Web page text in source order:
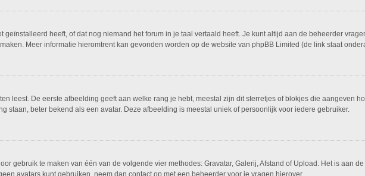
heeft, of dat nog niemand het forum in je taal vertaald heeft. Je kunt altijd aan de beheerder
Meer informatie hieromtrent kan gevonden worden op de website van phpBB Limited (de link staat
leest. De eerste afbeelding geeft aan welke rang je hebt, meestal zijn dit sterretjes of blokjes die aangeven
staan, beter bekend als een avatar. Deze afbeelding is meestal uniek of persoonlijk voor iedere gebruiker.
gebruik te maken van één van de volgende vier methodes: Gravatar, Galerij, Afstand of Upload. Het is aan
avatars kunt gebruiken, neem dan contact op met een beheerder voor je vragen hierover.